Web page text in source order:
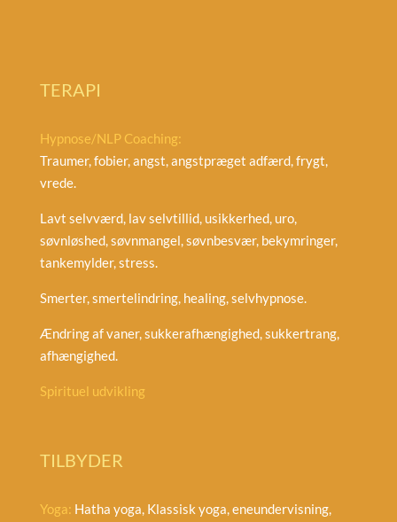
TERAPI
Hypnose/NLP Coaching:
Traumer, fobier, angst, angstpræget adfærd, frygt,
vrede.
Lavt selvværd, lav selvtillid, usikkerhed, uro,
søvnløshed, søvnmangel, søvnbesvær, bekymringer,
tankemylder, stress.
Smerter, smertelindring, healing, selvhypnose.
Ændring af vaner, sukkerafhængighed, sukkertrang,
afhængighed.
Spirituel udvikling
TILBYDER
Yoga: Hatha yoga, Klassisk yoga, eneundervisning,